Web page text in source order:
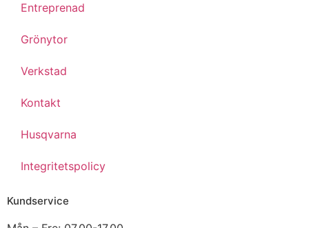
Entreprenad
Grönytor
Verkstad
Kontakt
Husqvarna
Integritetspolicy
Kundservice